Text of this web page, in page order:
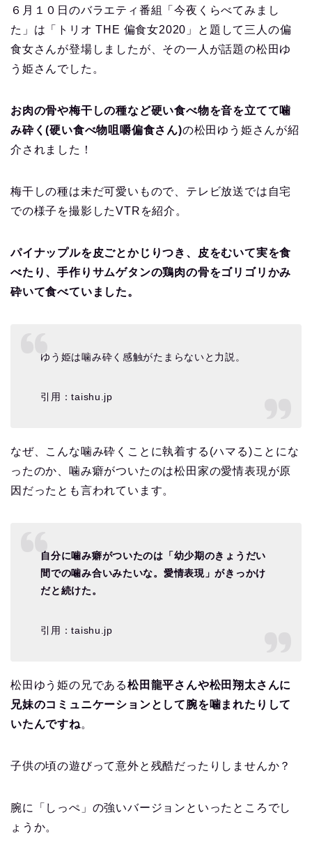
６月１０日のバラエティ番組「今夜くらべてみまし
た」は「トリオ THE 偏食女2020」と題して三人の偏
食女さんが登場しましたが、その一人が話題の松田ゆ
う姫さんでした。
お肉の骨や梅干しの種など硬い食べ物を音を立てて噛
み砕く(硬い食べ物咀嚼偏食さん)の松田ゆう姫さんが紹
介されました！
梅干しの種は未だ可愛いもので、テレビ放送では自宅
での様子を撮影したVTRを紹介。
パイナップルを皮ごとかじりつき、皮をむいて実を食
べたり、手作りサムゲタンの鶏肉の骨をゴリゴリかみ
砕いて食べていました。
ゆう姫は噛み砕く感触がたまらないと力説。
引用：taishu.jp
なぜ、こんな噛み砕くことに執着する(ハマる)ことにな
ったのか、噛み癖がついたのは松田家の愛情表現が原
因だったとも言われています。
自分に噛み癖がついたのは「幼少期のきょうだい
間での噛み合いみたいな。愛情表現」がきっかけ
だと続けた。
引用：taishu.jp
松田ゆう姫の兄である松田龍平さんや松田翔太さんに
兄妹のコミュニケーションとして腕を噛まれたりして
いたんですね。
子供の頃の遊びって意外と残酷だったりしませんか？
腕に「しっぺ」の強いバージョンといったところでし
ょうか。